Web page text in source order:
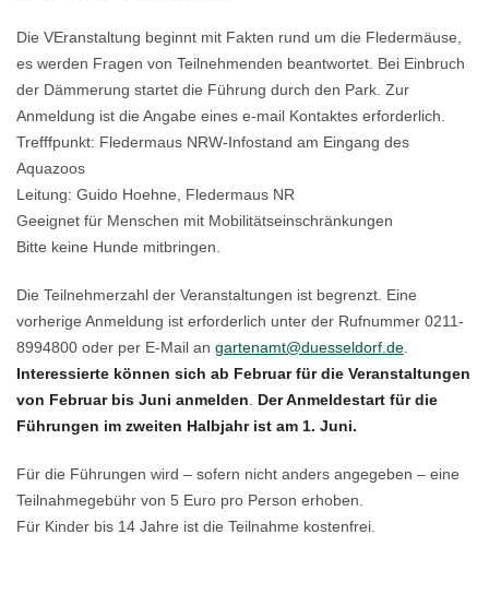
Die VEranstaltung beginnt mit Fakten rund um die Fledermäuse,
es werden Fragen von Teilnehmenden beantwortet. Bei Einbruch
der Dämmerung startet die Führung durch den Park. Zur
Anmeldung ist die Angabe eines e-mail Kontaktes erforderlich.
Trefffpunkt: Fledermaus NRW-Infostand am Eingang des
Aquazoos
Leitung: Guido Hoehne, Fledermaus NR
Geeignet für Menschen mit Mobilitätseinschränkungen
Bitte keine Hunde mitbringen.
Die Teilnehmerzahl der Veranstaltungen ist begrenzt. Eine
vorherige Anmeldung ist erforderlich unter der Rufnummer 0211-
8994800 oder per E-Mail an gartenamt@duesseldorf.de
Interessierte können sich ab Februar für die Veranstaltungen
von Februar bis Juni anmelden
Der Anmeldestart für die
Führungen im zweiten Halbjahr ist am 1. Juni.
Für die Führungen wird – sofern nicht anders angegeben – eine
Teilnahmegebühr von 5 Euro pro Person erhoben.
Für Kinder bis 14 Jahre ist die Teilnahme kostenfrei.